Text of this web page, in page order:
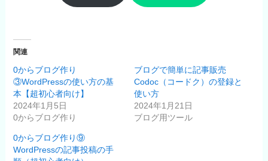
関連
0からブログ作り
③WordPressの使い方の基
本【超初心者向け】
2024年1月5日
0からブログ作り
ブログで簡単に記事販売
Codoc（コードク）の登録と
使い方
2024年1月21日
ブログ用ツール
0からブログ作り⑨
WordPressの記事投稿の手